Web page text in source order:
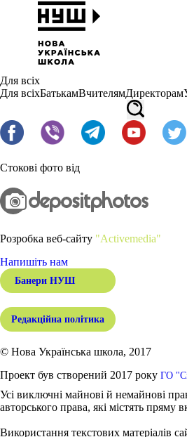
Для всіх
Для всіхБатькамВчителямДиректорам
Стокові фото від
Розробка веб-сайту "Activemedia"
Напишіть нам
Банери НУШ
Редакційна політика
© Нова Українська школа, 2017
Проект був створений 2017 року ГО
Усі виключні майнові й немайнові
авторського права, які містять пряму
Використання текстових матеріалів